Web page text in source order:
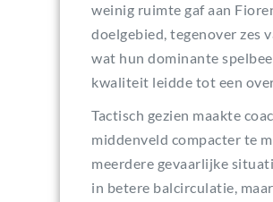
weinig ruimte gaf aan
doelgebied, tegenover zes
wat hun dominante
kwaliteit leidde tot een
Tactisch gezien maakte
middenveld compacter te
meerdere gevaarlijke
in betere balcirculatie,